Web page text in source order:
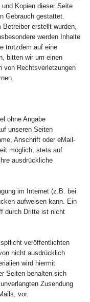
Kopien dieser Seite
Gebrauch gestattet.
erstellt wurden,
werden Inhalte
trotzdem auf eine
bitten wir um einen
von Rechtsverletzungen
ohne Angabe
unseren Seiten
Anschrift oder eMail-
möglich, stets auf
ausdrückliche
im Internet (z.B. bei
aufweisen kann. Ein
durch Dritte ist nicht
veröffentlichten
nicht ausdrücklich
wird hiermit
Seiten behalten sich
Zusendung
vor.